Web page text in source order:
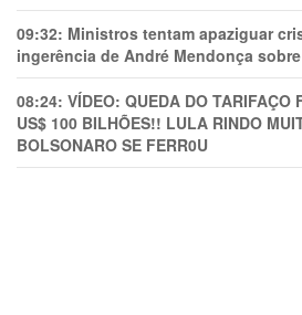
09:32: Ministros tentam apaziguar
ingerência de André Mendonça
08:24: VÍDEO: QUEDA DO TARIFAÇO
US$ 100 BILHÕES!! LULA RINDO
BOLSONARO SE FERR0U